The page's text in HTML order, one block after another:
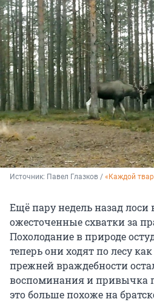
Источник: Павел Глазков / «Каждой
Ещё пару недель назад лоси
ожесточенные схватки за
Похолодание в природе
теперь они ходят по лесу
прежней враждебности
воспоминания и привычка
это больше похоже на